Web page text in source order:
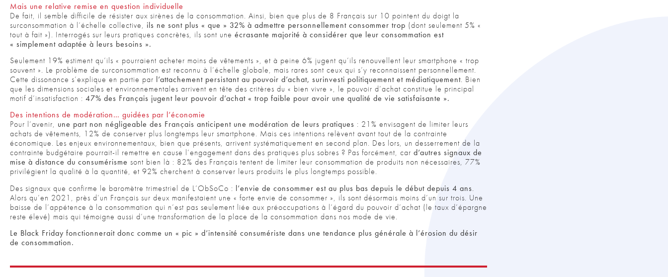
Mais une relative remise en question individuelle
De fait, il semble difficile de résister aux sirènes de la consommation. Ainsi, bien que plus de 8 Français sur 10 pointent du doigt la
surconsommation à l’échelle collective, ils ne sont plus « que » 32% à admettre personnellement consommer trop (dont seulement 5% «
tout à fait »). Interrogés sur leurs pratiques concrètes, ils sont une écrasante majorité à considérer que leur consommation est
« simplement adaptée à leurs besoins ».
Seulement 19% estiment qu’ils « pourraient acheter moins de vêtements », et à peine 6% jugent qu’ils renouvellent leur smartphone « trop
souvent ». Le problème de surconsommation est reconnu à l’échelle globale, mais rares sont ceux qui s’y reconnaissent personnellement.
Cette dissonance s’explique en partie par l’attachement persistant au pouvoir d’achat, surinvesti politiquement et médiatiquement. Bien
que les dimensions sociales et environnementales arrivent en tête des critères du « bien vivre », le pouvoir d’achat constitue le principal
motif d’insatisfaction : 47% des Français jugent leur pouvoir d’achat « trop faible pour avoir une qualité de vie satisfaisante ».
Des intentions de modération… guidées par l’économie
Pour l’avenir, une part non négligeable des Français anticipent une modération de leurs pratiques : 21% envisagent de limiter leurs
achats de vêtements, 12% de conserver plus longtemps leur smartphone. Mais ces intentions relèvent avant tout de la contrainte
économique. Les enjeux environnementaux, bien que présents, arrivent systématiquement en second plan. Des lors, un desserrement de la
contrainte budgétaire pourrait-il remettre en cause l’engagement dans des pratiques plus sobres ? Pas forcément, car d’autres signaux de
mise à distance du consumérisme sont bien là : 82% des Français tentent de limiter leur consommation de produits non nécessaires, 77%
privilégient la qualité à la quantité, et 92% cherchent à conserver leurs produits le plus longtemps possible.
Des signaux que confirme le baromètre trimestriel de L’ObSoCo : l’envie de consommer est au plus bas depuis le début depuis 4 ans.
Alors qu’en 2021, près d’un Français sur deux manifestaient une « forte envie de consommer », ils sont désormais moins d’un sur trois. Une
baisse de l’appétence à la consommation qui n’est pas seulement liée aux préoccupations à l’égard du pouvoir d’achat (le taux d’épargne
reste élevé) mais qui témoigne aussi d’une transformation de la place de la consommation dans nos mode de vie.
Le Black Friday fonctionnerait donc comme un « pic » d’intensité consumériste dans une tendance plus générale à l’érosion du désir
de consommation.